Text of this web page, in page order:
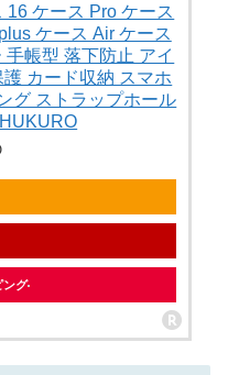
16 ケース Pro ケース
ケース Air ケース
帳型 落下防止 アイ
カード収納 スマホ
グ ストラップホール
ング